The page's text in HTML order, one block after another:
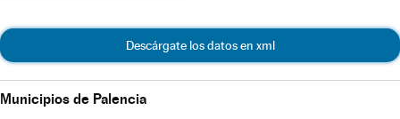
Descárgate los datos en xml
Municipios de Palencia